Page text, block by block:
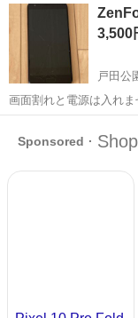
ト免許お持ちの方、活
市》 人気の工場のお
神奈川 相模原市
3,500
戸田公
画面割れと電源は入れ
化に戻すこ事が出来な
の方宜しくお願い致します。 シリーズ ：